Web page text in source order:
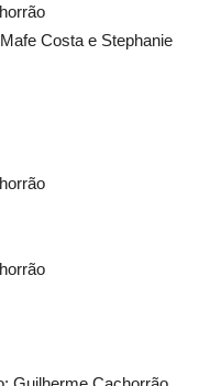
Costa e Stephanie